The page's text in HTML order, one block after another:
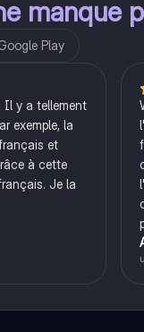
manque
Play
Il y a tellement
exemple, la
et
à cette
Je la